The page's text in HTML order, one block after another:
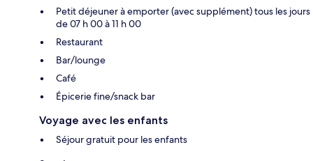
Petit déjeuner à emporter (avec supplément) tous les jours
de 07 h 00 à 11 h 00
Restaurant
Bar/lounge
Café
Épicerie fine/snack bar
Voyage avec les enfants
Séjour gratuit pour les enfants